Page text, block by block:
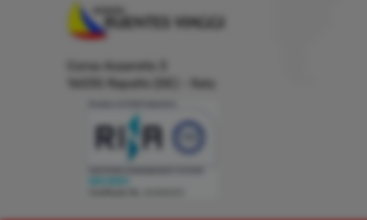
Corso Assereto 3
16035 Rapallo (GE) - Italy